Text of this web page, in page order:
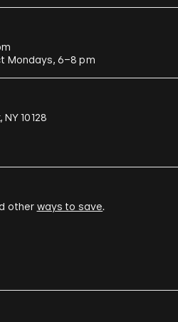
Mondays, 6–8 pm
10128
other ways to save.